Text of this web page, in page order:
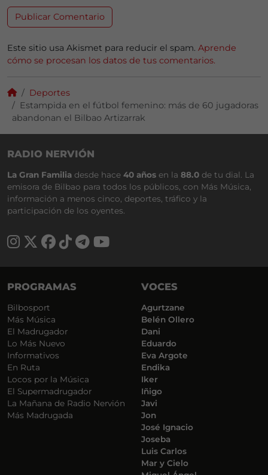
Este sitio usa Akismet para reducir el spam. Aprende
cómo se procesan los datos de tus comentarios.
Deportes
Estampida en el fútbol femenino: más de 60 jugadoras
abandonan el Bilbao Artizarrak
RADIO NERVIÓN
La Gran Familia desde hace 40 años en la 88.0 de tu dial. La
emisora de Bilbao para todos los públicos, con Más Música,
información a menos cinco, deportes, tráfico y la
participación de los oyentes.
PROGRAMAS
Bilbosport
Más Música
El Madrugador
Lo Más Nuevo
Informativos
En Ruta
Locos por la Música
El Supermadrugador
La Mañana de Radio Nervión
Más Madrugada
VOCES
Agurtzane
Belén Ollero
Dani
Eduardo
Eva Argote
Endika
Iker
Iñigo
Javi
Jon
José Ignacio
Joseba
Luis Carlos
Mar y Cielo